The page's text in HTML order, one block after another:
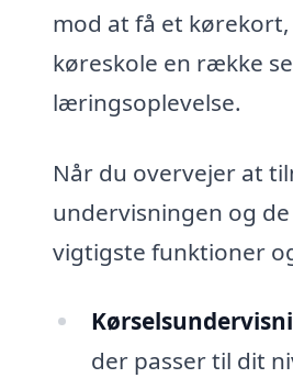
mod at få et
køreskole en række
læringsoplevelse.
Når du overvejer at
undervisningen og
vigtigste funktioner
der passer til dit